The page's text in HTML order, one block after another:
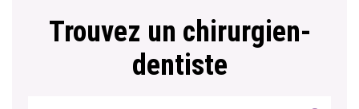
Trouvez un chirurgien-
dentiste